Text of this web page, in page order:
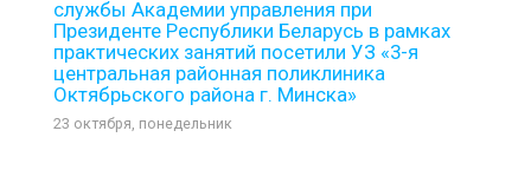
службы Академии управления при
Президенте Республики Беларусь в рамках
практических занятий посетили УЗ «3-я
центральная районная поликлиника
Октябрьского района г. Минска»
23 октября, понедельник